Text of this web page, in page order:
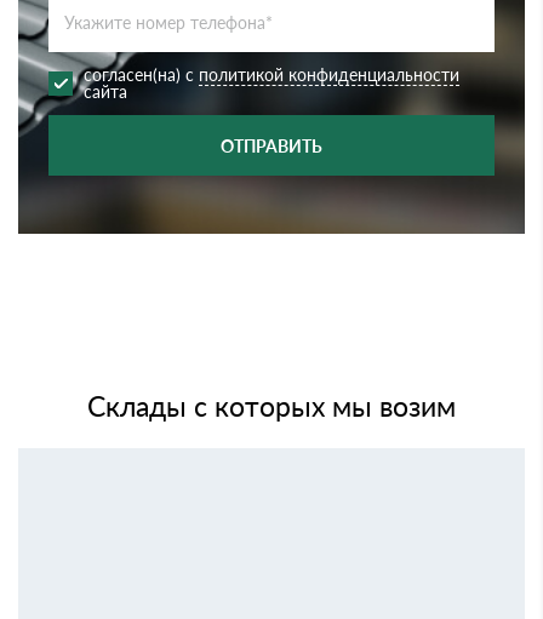
согласен(на) с политикой конфиденциальности
сайта
ОТПРАВИТЬ
Склады с которых мы возим